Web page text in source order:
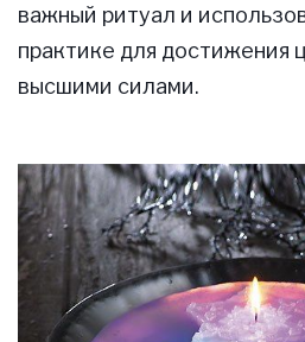
важный ритуал и
практике для достижения
высшими силами.